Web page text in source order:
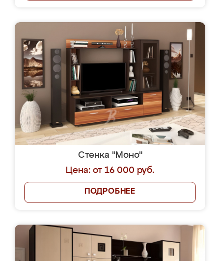
Стенка "Моно"
Цена: от 16 000 руб.
ПОДРОБНЕЕ